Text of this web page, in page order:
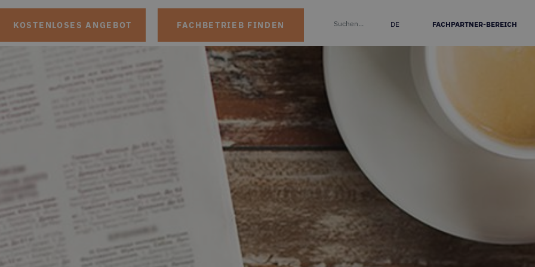
FACHPARTNER-BEREICH
DE
FACHBETRIEB FINDEN
KOSTENLOSES ANGEBOT